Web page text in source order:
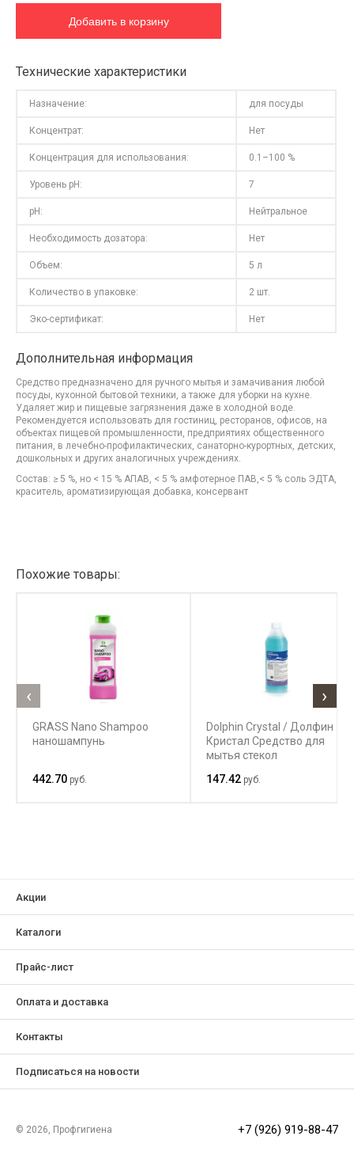
Технические характеристики
Назначение: для посуды
Концентрат: Нет
Концентрация для использования: 0.1–100 %
Уровень pH: 7
pH: Нейтральное
Необходимость дозатора: Нет
Объем: 5 л
Количество в упаковке: 2 шт.
Эко-сертификат: Нет
Дополнительная информация
Средство предназначено для ручного мытья и замачивания любой
посуды, кухонной бытовой техники, а также для уборки на кухне.
Удаляет жир и пищевые загрязнения даже в холодной воде.
Рекомендуется использовать для гостиниц, ресторанов, офисов, на
объектах пищевой промышленности, предприятиях общественного
питания, в лечебно-профилактических, санаторно-курортных, детских,
дошкольных и других аналогичных учреждениях.
Состав: ≥ 5 %, но < 15 % АПАВ, < 5 % амфотерное ПАВ,< 5 % соль ЭДТА,
краситель, ароматизирующая добавка, консервант
Похожие товары:
GRASS Nano Shampoo
наношампунь
442.70 руб.
Dolphin Crystal / Долфин
Кристал Средство для
мытья стекол
147.42 руб.
‹ ›
Акции
Каталоги
Прайс-лист
Оплата и доставка
Контакты
Подписаться на новости
© 2026, Профгигиена +7 (926) 919-88-47